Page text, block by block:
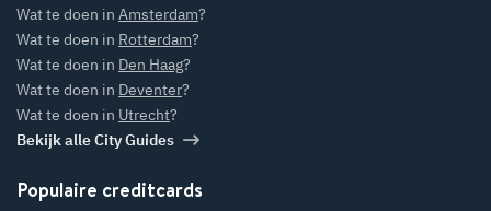
Wat te doen in Amsterdam?
Wat te doen in Rotterdam?
Wat te doen in Den Haag?
Wat te doen in Deventer?
Wat te doen in Utrecht?
Bekijk alle City Guides
Populaire creditcards